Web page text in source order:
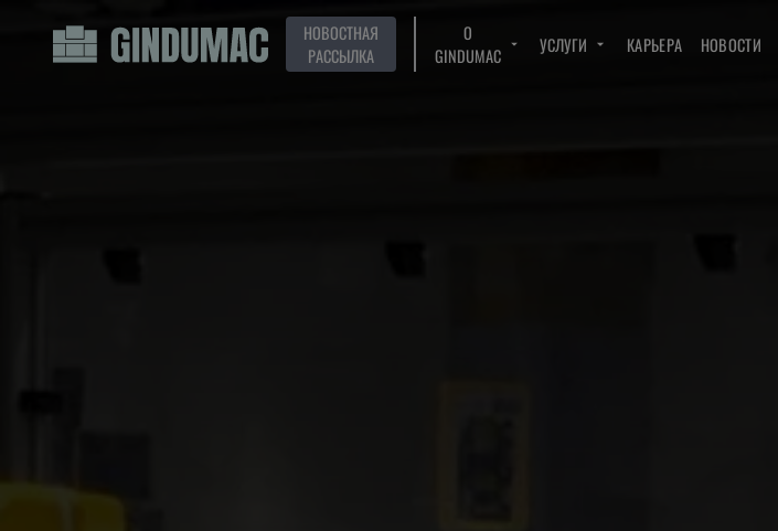
НОВОСТНАЯ
РАССЫЛКА
О
GINDUMAC
УСЛУГИ КАРЬЕРА НОВОСТИ